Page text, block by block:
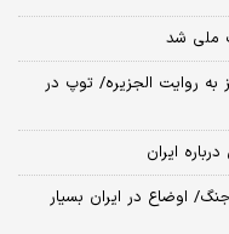
ملی شد
به روایت الجزیره/ توپ در
ایران
اوضاع در ایران بسیار